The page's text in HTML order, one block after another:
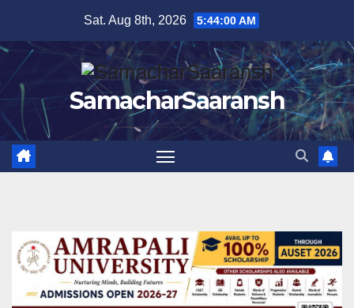
content
Sat. Aug 8th, 2026 5:44:01 AM
SamacharSaaransh